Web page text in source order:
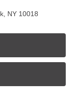
NY 10018